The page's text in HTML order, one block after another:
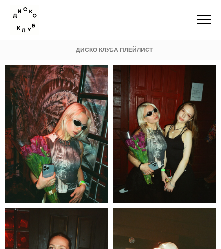
ДИСКО КЛУБА ПЛЕЙЛИСТ